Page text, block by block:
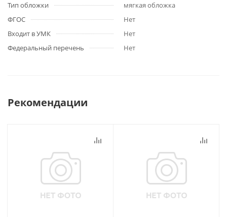
Тип обложки
мягкая обложка
ФГОС
Нет
Входит в УМК
Нет
Федеральный перечень
Нет
Рекомендации